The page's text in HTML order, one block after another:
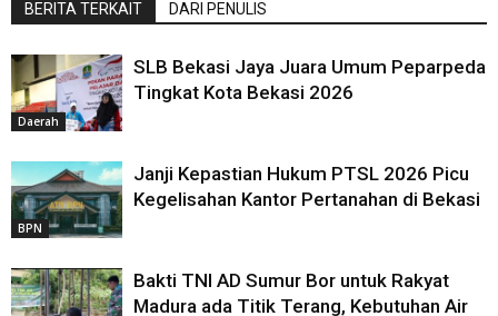
BERITA TERKAIT DARI PENULIS
Daerah
SLB Bekasi Jaya Juara Umum Peparpeda
Tingkat Kota Bekasi 2026
BPN
Janji Kepastian Hukum PTSL 2026 Picu
Kegelisahan Kantor Pertanahan di Bekasi
Bakti TNI AD Sumur Bor untuk Rakyat
Madura ada Titik Terang, Kebutuhan Air